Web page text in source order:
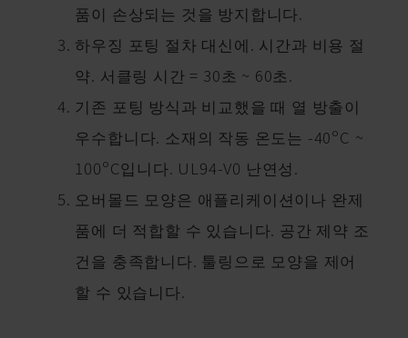
품이 손상되는 것을 방지합니다.
하우징 포팅 절차 대신에. 시간과 비용 절
약. 서클링 시간 = 30초 ~ 60초.
기존 포팅 방식과 비교했을 때 열 방출이
우수합니다. 소재의 작동 온도는 -40ºC ~
100ºC입니다. UL94-V0 난연성.
오버몰드 모양은 애플리케이션이나 완제
품에 더 적합할 수 있습니다. 공간 제약 조
건을 충족합니다. 툴링으로 모양을 제어
할 수 있습니다.